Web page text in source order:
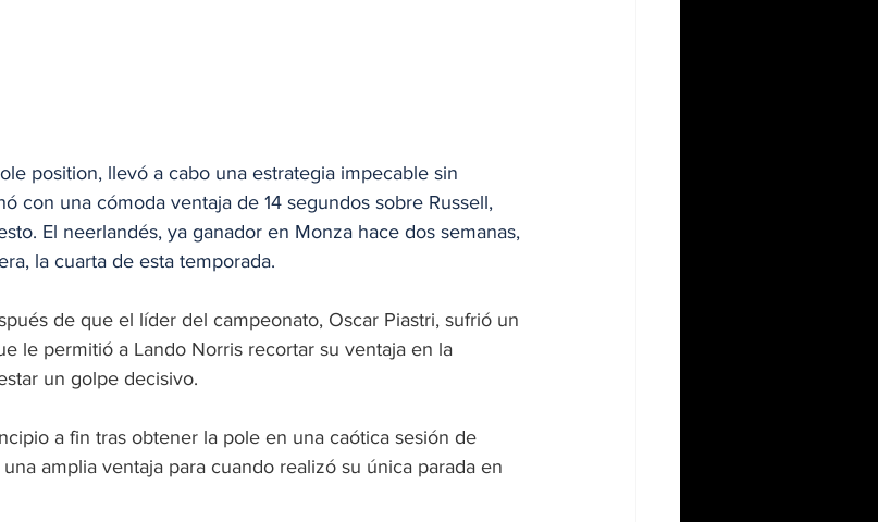
position, llevó a cabo una estrategia impecable sin
con una cómoda ventaja de 14 segundos sobre Russell,
El neerlandés, ya ganador en Monza hace dos semanas,
la cuarta de esta temporada.
de que el líder del campeonato, Oscar Piastri, sufrió un
le permitió a Lando Norris recortar su ventaja en la
un golpe decisivo.
a fin tras obtener la pole en una caótica sesión de
amplia ventaja para cuando realizó su única parada en